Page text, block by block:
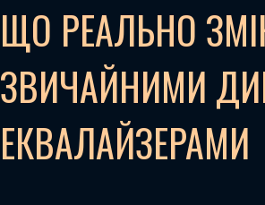
ЩО РЕАЛЬНО
ЗВИЧАЙНИМИ
ЕКВАЛАЙЗЕРАМИ